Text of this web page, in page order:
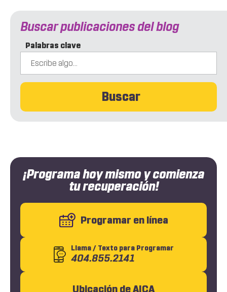
¡Programa hoy mismo y comienza
tu recuperación!
Programar en línea
Llama/ Textopara Programar
404.855.2141
Ubicación de AICA
Buscar publicaciones del blog
Palabras clave
Buscar